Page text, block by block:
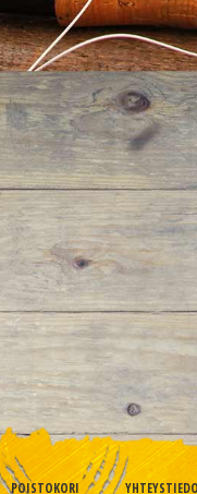
POISTOKORI